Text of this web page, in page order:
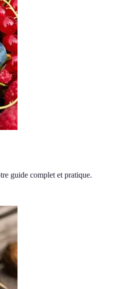
guide complet et pratique.